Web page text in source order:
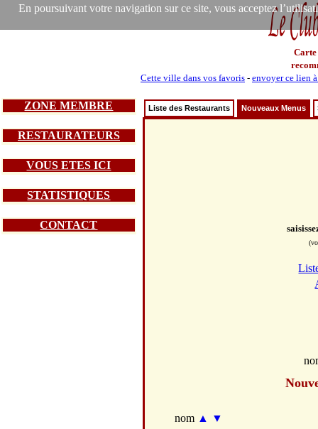
En poursuivant votre navigation sur ce site, vous acceptez
Carte
Cette ville dans vos favoris - envoyer ce lien
ZONE MEMBRE
RESTAURATEURS
VOUS ETES ICI
STATISTIQUES
CONTACT
Liste des Restaurants Nouveaux Menus
nom ▲ ▼